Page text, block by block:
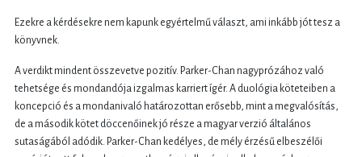
Ezekre a kérdésekre nem kapunk egyértelmű választ, ami inkább jót tesz a
könyvnek.
A verdikt mindent összevetve pozitív. Parker-Chan nagyprózához való
tehetsége és mondandója izgalmas karriert ígér. A duológia köteteiben a
koncepció és a mondanivaló határozottan erősebb, mint a megvalósítás,
de a második kötet döccenőinek jó része a magyar verzió általános
sutaságából adódik. Parker-Chan kedélyes, de mély érzésű elbeszélői